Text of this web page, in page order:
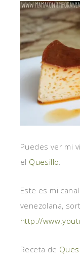
Puedes ver mi
el Quesillo.
Este es mi
venezolana,
http://
Receta de